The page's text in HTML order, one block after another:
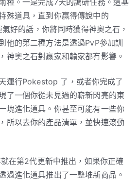
種。一是完成7天的調研任務。這基
殊道具，直到你贏得傳說中的
好的話，你將同時獲得神奧之石，
他的第二種方法是透過PvP參加訓
神奧之石對贏家和輸家都有影響。
運行Pokestop 了，或者你完成了
了一個你從未見過的嶄新閃亮的東
塊進化道具。你甚至可能有一些你
所以去你的產品清單，並快速滾動
在第2代更新中推出，如果你正確
過進化道具推出了一整堆新商品。